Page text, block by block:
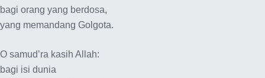
bagi orang yang berdosa,
yang memandang Golgota.
O samud’ra kasih Allah:
bagi isi dunia